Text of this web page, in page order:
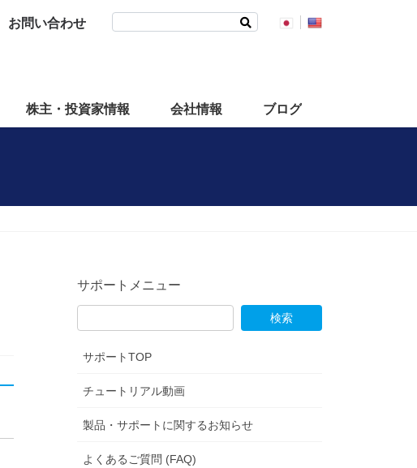
お問い合わせ
株主・投資家情報 会社情報 ブログ
サポートメニュー
サポートTOP
チュートリアル動画
製品・サポートに関するお知らせ
よくあるご質問 (FAQ)